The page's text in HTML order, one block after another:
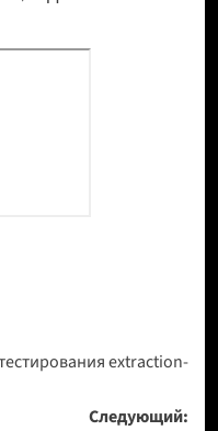
extraction-
Следующий: